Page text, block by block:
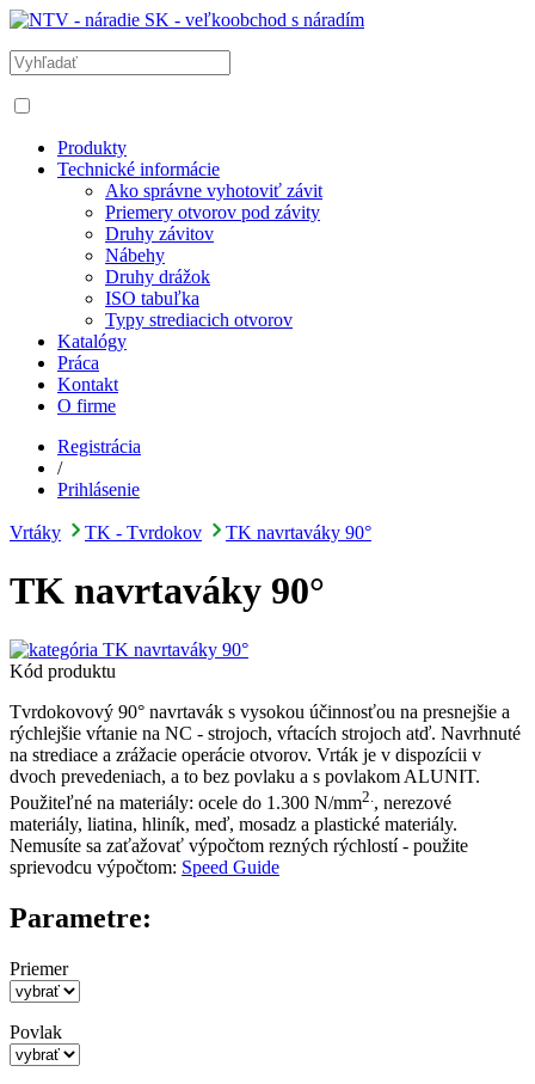
Produkty
Technické informácie
Ako správne vyhotoviť závit
Priemery otvorov pod závity
Druhy závitov
Nábehy
Druhy drážok
ISO tabuľka
Typy strediacich otvorov
Katalógy
Práca
Kontakt
O firme
Registrácia
/
Prihlásenie
Vrtáky TK - Tvrdokov TK navrtaváky 90°
TK navrtaváky 90°
Kód produktu
Tvrdokovový 90° navrtavák s vysokou účinnosťou na presnejšie a
rýchlejšie vŕtanie na NC - strojoch, vŕtacích strojoch atď. Navrhnuté
na strediace a zrážacie operácie otvorov. Vrták je v dispozícii v
dvoch prevedeniach, a to bez povlaku a s povlakom ALUNIT.
Použiteľné na materiály: ocele do 1.300 N/mm2. , nerezové
materiály, liatina, hliník, meď, mosadz a plastické materiály.
Nemusíte sa zaťažovať výpočtom rezných rýchlostí - použite
sprievodcu výpočtom: Speed Guide
Parametre:
Priemer
Povlak